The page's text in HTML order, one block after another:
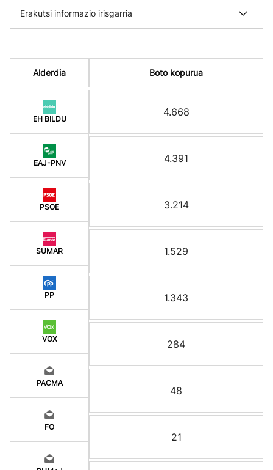
Erakutsi informazio irisgarria
Alderdia
EH BILDU
EAJ-PNV
PSOE
SUMAR
PP
VOX
PACMA
FO
Boto kopurua
4.668
4.391
3.214
1.529
1.343
284
48
21